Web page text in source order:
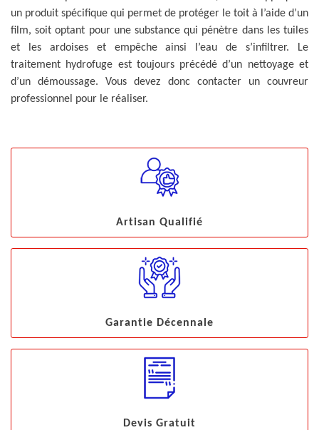
un produit spécifique qui permet de protéger le toit à l’aide d’un
film, soit optant pour une substance qui pénètre dans les tuiles
et les ardoises et empêche ainsi l’eau de s’infiltrer. Le
traitement hydrofuge est toujours précédé d’un nettoyage et
d’un démoussage. Vous devez donc contacter un couvreur
professionnel pour le réaliser.
Artisan Qualifié
Garantie Décennale
Devis Gratuit